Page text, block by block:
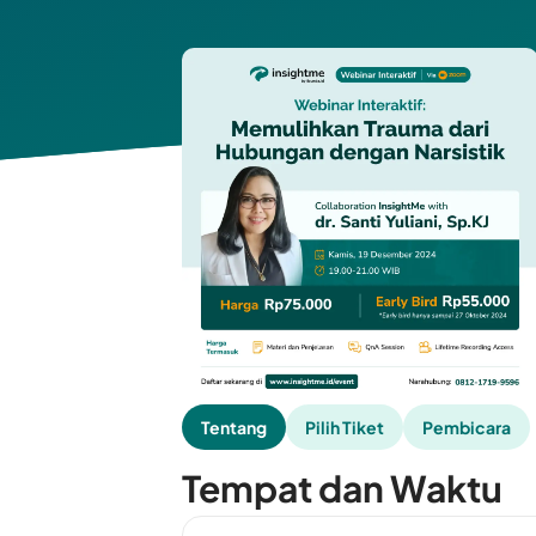
Tentang Pilih Tiket Pembicara
Tempat dan Waktu